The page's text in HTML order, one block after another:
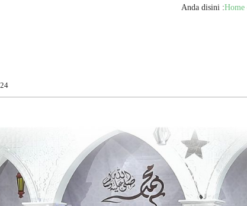
Anda disini :Home